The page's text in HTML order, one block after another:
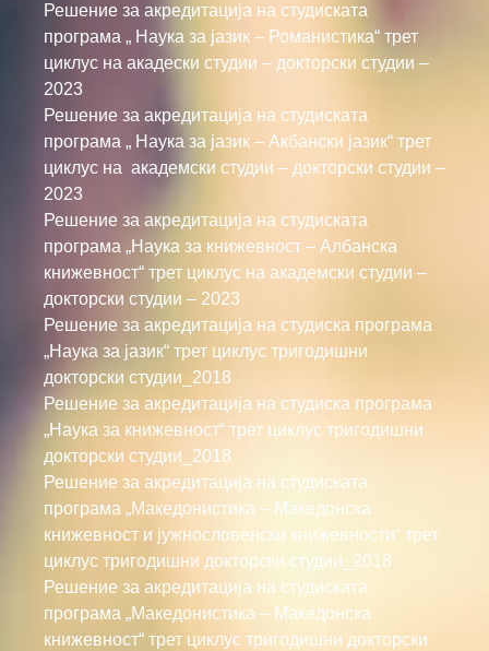
Решение за акредитација на студиската
програма „ Наука за јазик – Романистика“ трет
циклус на акадески студии – докторски студии –
2023
Решение за акредитација на студиската
програма „ Наука за јазик – Акбански јазик“ трет
циклус на академски студии – докторски студии –
2023
Решение за акредитација на студиската
програма „Наука за книжевност – Албанска
книжевност“ трет циклус на академски студии –
докторски студии – 2023
Решение за акредитација на студиска програма
„Наука за јазик“ трет циклус тригодишни
докторски студии_2018
Решение за акредитација на студиска програма
„Наука за книжевност“ трет циклус тригодишни
докторски студии_2018
Решение за акредитација на студиската
програма „Македонистика – Македонска
книжевност и јужнословенски книжевности“ трет
циклус тригодишни докторски студии_2018
Решение за акредитација на студиската
програма „Македонистика – Македонска
книжевност“ трет циклус тригодишни докторски